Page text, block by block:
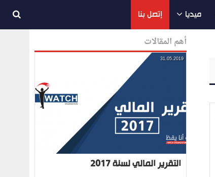
ميديا إتصل بنا
أهم المقالات
31.05.2019
التقرير المالي لسنة 2017